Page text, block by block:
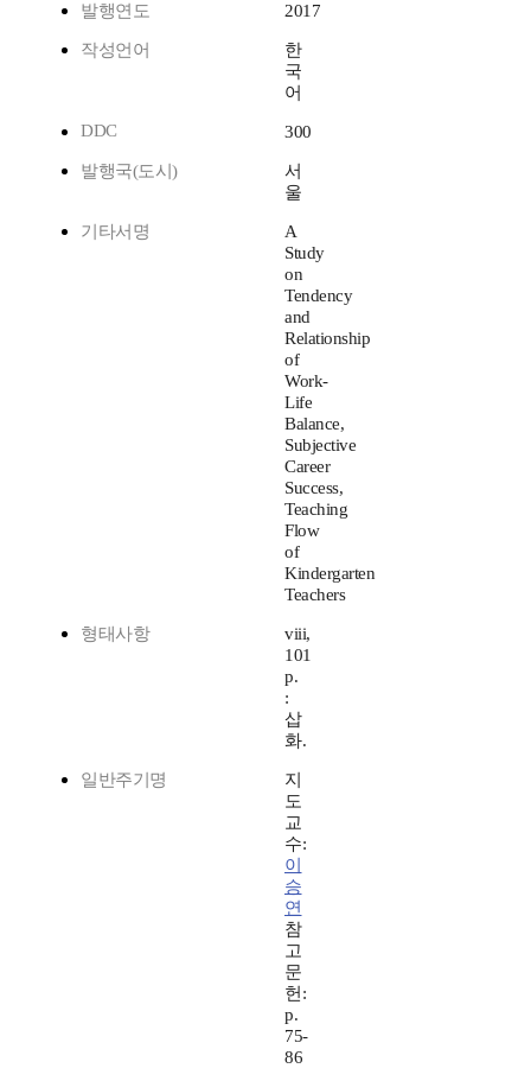
발행연도 2017
작성언어
한
국
어
DDC
300
발행국(도시)
서
울
기타서명
A
Study
on
Tendency
and
Relationship
of
Work-
Life
Balance,
Subjective
Career
Success,
Teaching
Flow
of
Kindergarten
Teachers
형태사항
viii,
101
p.
:
삽
화.
일반주기명
지
도
교
수:
이
승
연
참
고
문
헌:
p.
75-
86